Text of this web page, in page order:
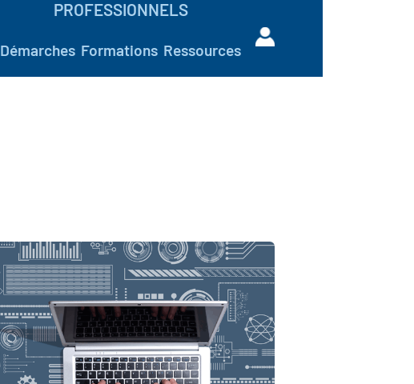
PROFESSIONNELS
Démarches Formations Ressources